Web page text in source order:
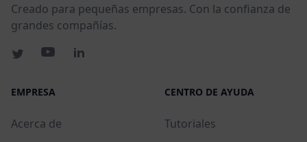
Creado para pequeñas empresas. Con la confianza de
grandes compañías.
EMPRESA
Acerca de
CENTRO DE AYUDA
Tutoriales